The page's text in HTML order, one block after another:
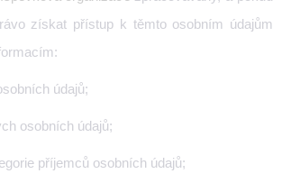
získat přístup k těmto osobním údajům
údajů;
osobních údajů;
příjemců osobních údajů;